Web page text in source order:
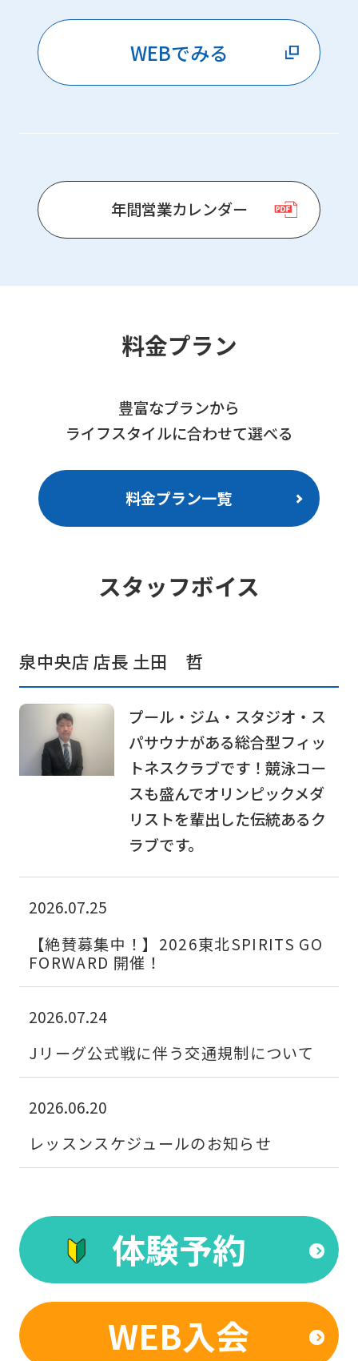
WEBでみる
年間営業カレンダー
料金プラン
豊富なプランから
ライフスタイルに合わせて選べる
料金プラン一覧
スタッフボイス
泉中央店 店長 土田 哲
プール・ジム・スタジオ・ス
パサウナがある総合型フィッ
トネスクラブです！競泳コー
スも盛んでオリンピックメダ
リストを輩出した伝統あるク
ラブです。
2026.07.25
【絶賛募集中！】2026東北SPIRITS GO
FORWARD 開催！
2026.07.24
Jリーグ公式戦に伴う交通規制について
2026.06.20
レッスンスケジュールのお知らせ
体験予約
WEB入会
foreigners
Sports
official
website
is
automatically
translated
into
English.
below
automatic
to
return
top
page.
if
you
use
an
automatic
translation